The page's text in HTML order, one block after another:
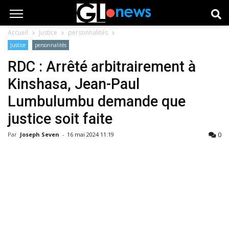
Accueil Justice personnalités
Justice personnalités
RDC : Arrêté arbitrairement à
Kinshasa, Jean-Paul
Lumbulumbu demande que
justice soit faite
Par Joseph Seven - 16 mai 2024 11:19 0